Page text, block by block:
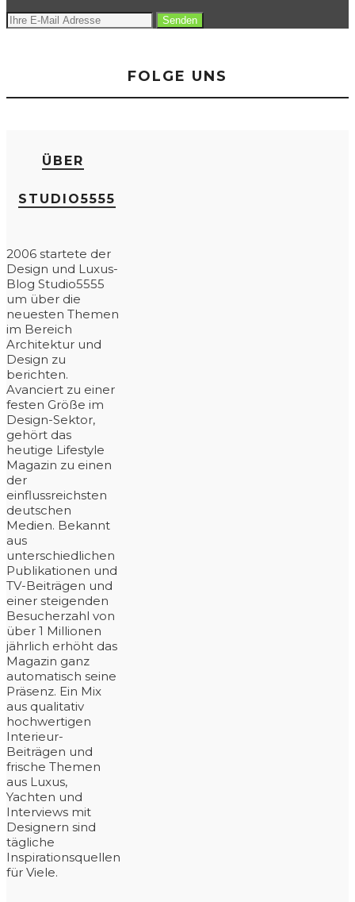
FOLGE UNS
ÜBER
STUDIO5555
2006 startete der
Design und Luxus-
Blog Studio5555
um über die
neuesten Themen
im Bereich
Architektur und
Design zu
berichten.
Avanciert zu einer
festen Größe im
Design-Sektor,
gehört das
heutige Lifestyle
Magazin zu einen
der
einflussreichsten
deutschen
Medien. Bekannt
aus
unterschiedlichen
Publikationen und
TV-Beiträgen und
einer steigenden
Besucherzahl von
über 1 Millionen
jährlich erhöht das
Magazin ganz
automatisch seine
Präsenz. Ein Mix
aus qualitativ
hochwertigen
Interieur-
Beiträgen und
frische Themen
aus Luxus,
Yachten und
Interviews mit
Designern sind
tägliche
Inspirationsquellen
für Viele.